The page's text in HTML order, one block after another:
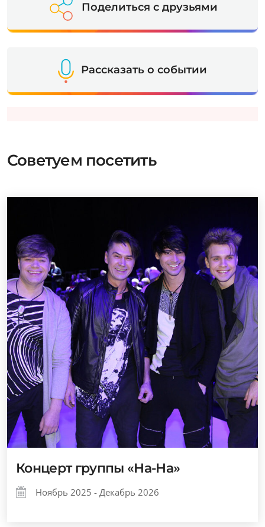
Поделиться с друзьями
Рассказать о событии
Советуем посетить
Концерт группы «На-На»
Ноябрь 2025 - Декабрь 2026